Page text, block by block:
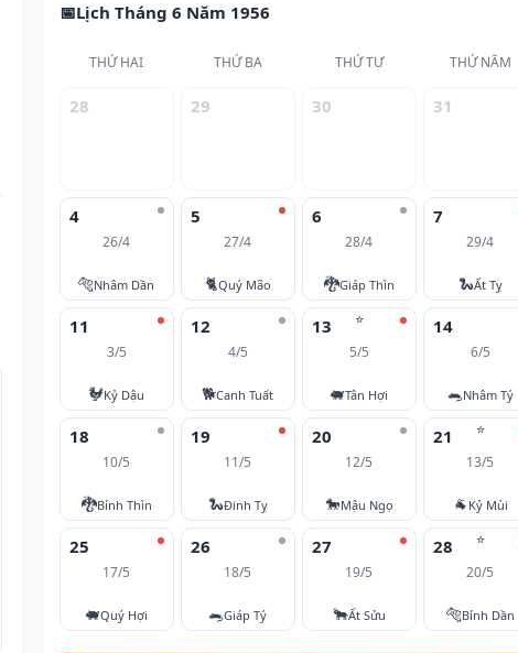
Lịch Tháng 6 Năm 1956
THỨ HAI THỨ BA THỨ TƯ THỨ NĂM
28 29 30 31
4
26/4
🐅Nhâm Dần
5
27/4
🐈Quý Mão
6
28/4
🐉Giáp Thìn
7
29/4
🐍Ất Tỵ
11
3/5
🐓Kỷ Dậu
12
4/5
🐕Canh Tuất
⭐
13
5/5
🐖Tân Hợi
14
6/5
🐀Nhâm Tý
18
10/5
🐉Bính Thìn
19
11/5
🐍Đinh Tỵ
20
12/5
🐎Mậu Ngọ
⭐
21
13/5
🐐 Kỷ Mùi
25
17/5
🐖Quý Hợi
26
18/5
🐀Giáp Tý
27
19/5
🐂Ất Sửu
⭐
28
20/5
🐅Bính Dần